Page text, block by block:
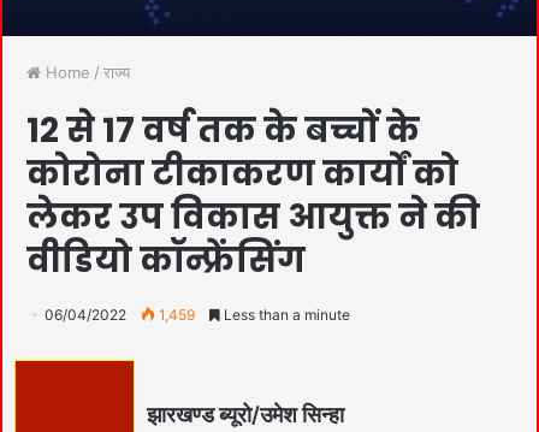
Home / राज्य
12 से 17 वर्ष तक के बच्चों के
कोरोना टीकाकरण कार्यों को
लेकर उप विकास आयुक्त ने की
वीडियो कॉन्फ्रेंसिंग
06/04/2022 1,459 Less than a minute
झारखण्ड ब्यूरो/उमेश सिन्हा